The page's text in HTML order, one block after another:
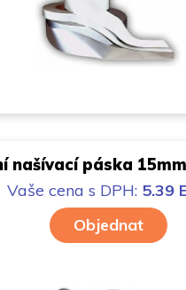
našívací páska
Vaše cena s DPH: 5.39
Objednat